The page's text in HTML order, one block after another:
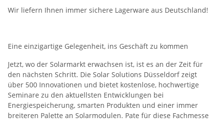
Wir liefern Ihnen immer sichere Lagerware aus Deutschland!
Eine einzigartige Gelegenheit, ins Geschäft zu kommen
Jetzt, wo der Solarmarkt erwachsen ist, ist es an der Zeit für
den nächsten Schritt. Die Solar Solutions Düsseldorf zeigt
über 500 Innovationen und bietet kostenlose, hochwertige
Seminare zu den aktuellsten Entwicklungen bei
Energiespeicherung, smarten Produkten und einer immer
breiteren Palette an Solarmodulen. Pate für diese Fachmesse